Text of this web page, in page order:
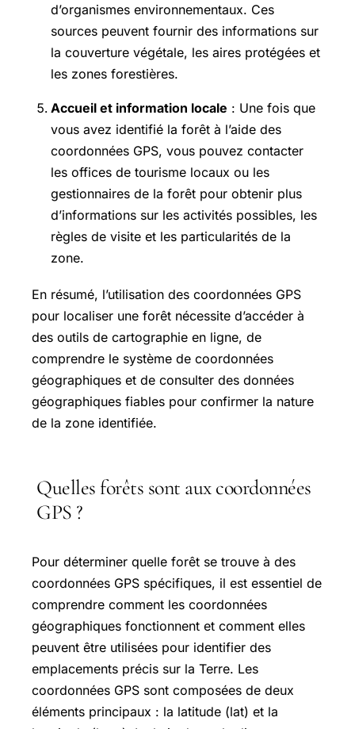
d’organismes environnementaux. Ces
sources peuvent fournir des informations sur
la couverture végétale, les aires protégées et
les zones forestières.
Accueil et information locale : Une fois que
vous avez identifié la forêt à l’aide des
coordonnées GPS, vous pouvez contacter
les offices de tourisme locaux ou les
gestionnaires de la forêt pour obtenir plus
d’informations sur les activités possibles, les
règles de visite et les particularités de la
zone.
En résumé, l’utilisation des coordonnées GPS
pour localiser une forêt nécessite d’accéder à
des outils de cartographie en ligne, de
comprendre le système de coordonnées
géographiques et de consulter des données
géographiques fiables pour confirmer la nature
de la zone identifiée.
Quelles forêts sont aux coordonnées
GPS ?
Pour déterminer quelle forêt se trouve à des
coordonnées GPS spécifiques, il est essentiel de
comprendre comment les coordonnées
géographiques fonctionnent et comment elles
peuvent être utilisées pour identifier des
emplacements précis sur la Terre. Les
coordonnées GPS sont composées de deux
éléments principaux : la latitude (lat) et la